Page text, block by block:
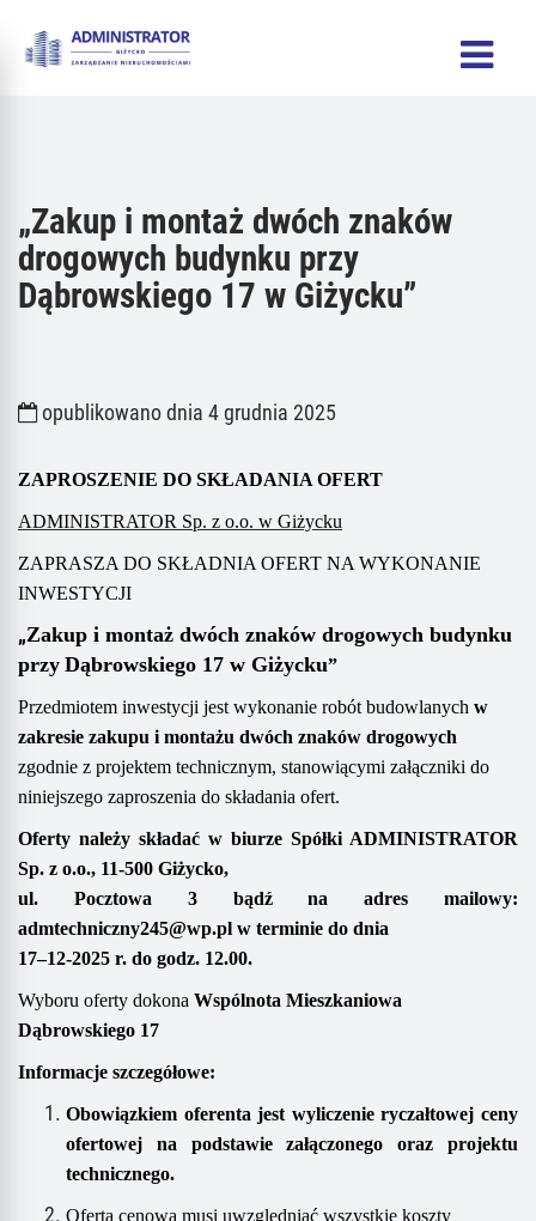
„Zakup i montaż dwóch znaków
drogowych budynku przy
Dąbrowskiego 17 w Giżycku”
opublikowano dnia 4 grudnia 2025
ZAPROSZENIE DO SKŁADANIA OFERT
ADMINISTRATOR Sp. z o.o. w Giżycku
ZAPRASZA DO SKŁADNIA OFERT NA WYKONANIE
INWESTYCJI
„Zakup i montaż dwóch znaków drogowych budynku
przy Dąbrowskiego 17 w Giżycku”
Przedmiotem inwestycji jest wykonanie robót budowlanych w
zakresie zakupu i montażu dwóch znaków drogowych
zgodnie z projektem technicznym, stanowiącymi załączniki do
niniejszego zaproszenia do składania ofert.
Oferty należy składać w biurze Spółki ADMINISTRATOR
Sp. z o.o., 11-500 Giżycko,
ul. Pocztowa 3 bądź na adres mailowy:
admtechniczny245@wp.pl w terminie do dnia
17–12-2025 r. do godz. 12.00.
Wyboru oferty dokona Wspólnota Mieszkaniowa
Dąbrowskiego 17
Informacje szczegółowe:
Obowiązkiem oferenta jest wyliczenie ryczałtowej ceny
ofertowej
na podstawie załączonego orazprojektu
technicznego.
Oferta cenowa musi uwzględniać wszystkie koszty